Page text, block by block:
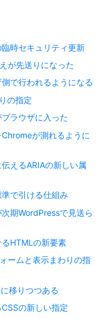
時セキュリティ更新
が先送りになった
で行われるようになる
の指定
ラウザに入った
が測れるように
えるARIAの新しい属
で引ける仕組み
期WordPressで見送ら
HTMLの新要素
ームと表示まわりの指
移りつつある
の新しい指定